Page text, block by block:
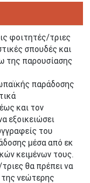
φοιτητές/τριες
σπουδές και
της παρουσίασης
παράδοσης
και τον
εξοικειώσει
του
μέσα από εκ
κειμένων τους.
θα πρέπει να
της νεώτερης